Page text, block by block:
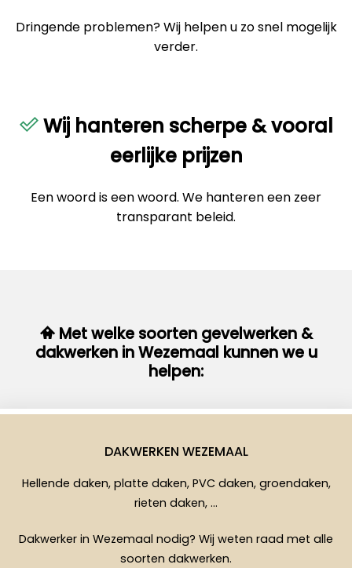
Dringende problemen? Wij helpen u zo snel mogelijk
verder.
Wij hanteren scherpe & vooral
eerlijke prijzen
Een woord is een woord. We hanteren een zeer
transparant beleid.
Met welke soorten gevelwerken &
dakwerken in Wezemaal kunnen we u
helpen:
DAKWERKEN WEZEMAAL
Hellende daken, platte daken, PVC daken, groendaken,
rieten daken, …
Dakwerker in Wezemaal nodig? Wij weten raad met alle
soorten dakwerken.